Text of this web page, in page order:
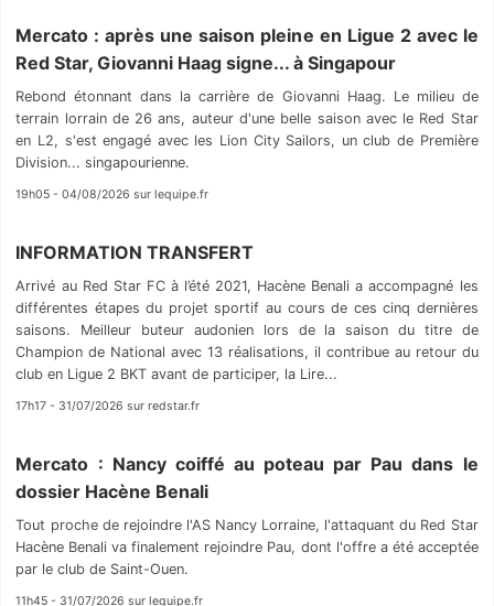
Mercato : après une saison pleine en Ligue 2 avec le
Red Star, Giovanni Haag signe... à Singapour
Rebond étonnant dans la carrière de Giovanni Haag. Le milieu de
terrain lorrain de 26 ans, auteur d'une belle saison avec le Red Star
en L2, s'est engagé avec les Lion City Sailors, un club de Première
Division... singapourienne.
19h05 - 04/08/2026 sur lequipe.fr
INFORMATION TRANSFERT
Arrivé au Red Star FC à l’été 2021, Hacène Benali a accompagné les
différentes étapes du projet sportif au cours de ces cinq dernières
saisons. Meilleur buteur audonien lors de la saison du titre de
Champion de National avec 13 réalisations, il contribue au retour du
club en Ligue 2 BKT avant de participer, la Lire...
17h17 - 31/07/2026 sur redstar.fr
Mercato : Nancy coiffé au poteau par Pau dans le
dossier Hacène Benali
Tout proche de rejoindre l'AS Nancy Lorraine, l'attaquant du Red Star
Hacène Benali va finalement rejoindre Pau, dont l'offre a été acceptée
par le club de Saint-Ouen.
11h45 - 31/07/2026 sur lequipe.fr